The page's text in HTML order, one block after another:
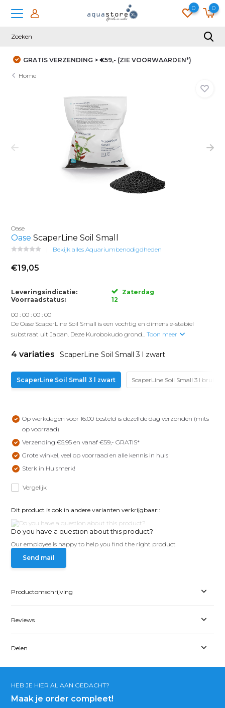
0 0
DUIZENDEN KLANTEN GINGEN JE VOOR
Home
Oase
Oase ScaperLine Soil Small
Bekijk alles Aquariumbenodigdheden
€19,05
Leveringsindicatie:
Zaterdag
Voorraadstatus:
12
00 :00 :00 :00
De Oase ScaperLine Soil Small is een vochtig en dimensie-stabiel
substraat uit Japan. Deze Kurobokudo grond...Toon meer
4 variaties ScaperLine Soil Small 3 l zwart
ScaperLine Soil Small 3 l bruin
ScaperLine Soil Small 3 l zwart
Op werkdagen voor 16:00 besteld is dezelfde dag verzonden (mits
op voorraad)
Verzending €5,95 en vanaf €59,- GRATIS*
Grote winkel, veel op voorraad en alle kennis in huis!
Sterk in Huismerk!
Vergelijk
Dit product is ook in andere varianten verkrijgbaar::
Do you have a question about this product?
Our employee is happy to help you find the right product
Send mail
Productomschrijving
Reviews
Delen
HEB JE HIER AL AAN GEDACHT?
Maak je order compleet!